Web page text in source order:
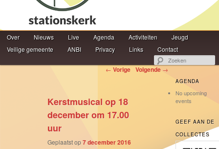
Hoofdmenu
Spring naar de primaire inhoud
Spring naar de secundaire inhoud
Over Nieuws Live Agenda Activiteiten
Jeugd
Veilige gemeente
ANBI Privacy Links Contact
Berichtnavigatie ← Vorige Volgende →
Kerstmusical op 18
december om 17.00
uur
Geplaatst op7 december 2016
AGENDA
No upcoming
events
GEEF AAN DE
COLLECTES